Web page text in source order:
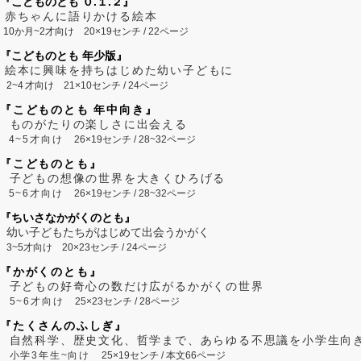
赤ちゃんに語りかける絵本
10か月~2才向け 20×19センチ / 22ページ
『こどものとも 年少版』
絵本に興味を持ちはじめた幼い子どもに
2~4才向け 21×10センチ / 24ページ
『こどものとも 年中向き』
ものがたりの楽しさに出会える
4~5才向け26×19センチ / 28~32ページ
『こどものとも』
子どもの想像の世界を大きくひろげる
5~6才向け26×19センチ / 28~32ページ
『ちいさなかがくのとも』
幼い子どもたちがはじめて出会うかがく
3~5才向け 20×23センチ / 24ページ
『かがくのとも』
子どもの好奇心の数だけ広がるかがくの世界
5~6才向け25×23センチ / 28ページ
『たくさんのふしぎ』
自然科学、歴史文化、哲学まで、あらゆる不思議を小学生向
小学3年生~向け 25×19センチ / 本文66ページ